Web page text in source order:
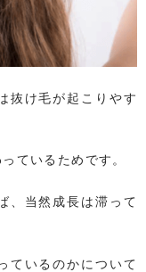
抜け毛が起こりやす
ているためです。
、当然成長は滞って
ているのかについて